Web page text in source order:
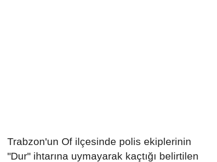
Trabzon'un Of ilçesinde polis ekiplerinin
"Dur" ihtarına uymayarak kaçtığı belirtilen